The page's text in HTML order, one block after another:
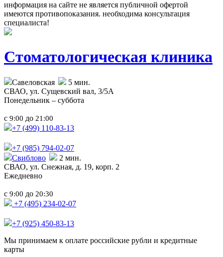
информация на сайте не является публичной офертой
имеются противопоказания. необходима консультация
специалиста!
Стоматологическая клиника
Савеловская
5 мин.
СВАО, ул. Сущевский вал, 3/5А
Понедельник – суббота
с 9:00 до 21:00
+7 (499) 110-83-13
+7 (985) 794-02-07
Свиблово
2 мин.
СВАО, ул. Снежная, д. 19, корп. 2
Ежедневно
с 9:00 до 20:30
+7 (495) 234-02-07
+7 (925) 450-83-13
Мы принимаем к оплате российские рубли и кредитные
карты